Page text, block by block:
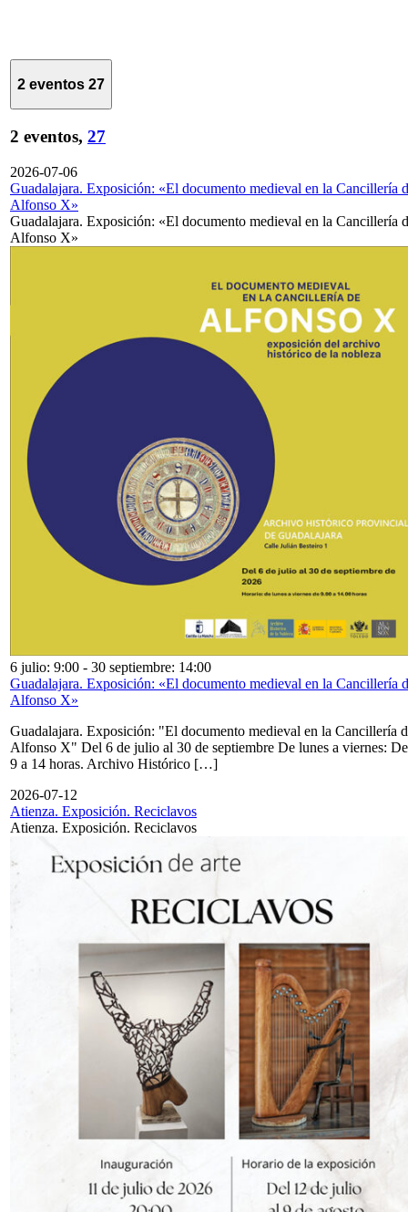
2 eventos 27
2 eventos, 27
2026-07-06
Guadalajara. Exposición: «El documento medieval en la Cancillería
Alfonso X»
Guadalajara. Exposición: «El documento medieval en la Cancillería
Alfonso X»
6 julio: 9:00 - 30 septiembre: 14:00
Guadalajara. Exposición: «El documento medieval en la Cancillería
Alfonso X»
Guadalajara. Exposición: "El documento medieval en la Cancillería
Alfonso X" Del 6 de julio al 30 de septiembre De lunes a viernes: De
9 a 14 horas. Archivo Histórico […]
2026-07-12
Atienza. Exposición. Reciclavos
Atienza. Exposición. Reciclavos